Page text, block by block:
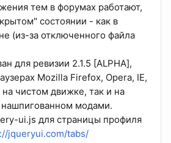
тем в форумах работают,
состоянии - как в
(из-за отключенного файла
для ревизии 2.1.5 [ALPHA],
Mozilla Firefox, Opera, IE,
чистом движке, так и на
модами.
ui.js для страницы профиля
jqueryui.com/tabs/